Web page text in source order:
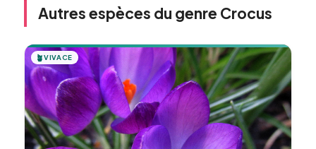
Autres espèces du genre Crocus
🪴VIVACE